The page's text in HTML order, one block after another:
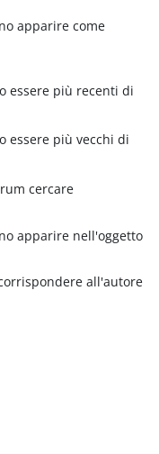
apparire come
essere più recenti di
essere più vecchi di
cercare
apparire nell'oggetto
all'autore